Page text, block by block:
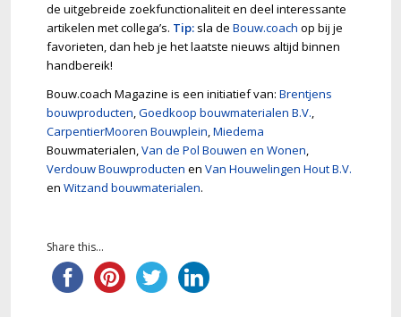
de uitgebreide zoekfunctionaliteit en deel interessante
artikelen met collega’s. Tip:sla de Bouw.coach op bij je
favorieten, dan heb je het laatste nieuws altijd binnen
handbereik!
Bouw.coach Magazine is een initiatief van: Brentjens
bouwproducten,Goedkoop bouwmaterialen B.V.,
CarpentierMooren Bouwplein,Miedema
Bouwmaterialen,Van de Pol Bouwen en Wonen,
Verdouw Bouwproducten en Van Houwelingen Hout B.V.
en Witzand bouwmaterialen.
Share this...